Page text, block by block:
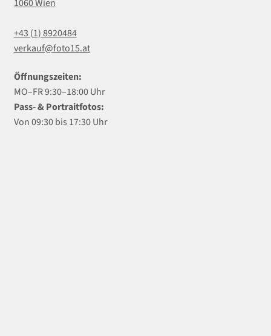
1060 Wien
+43 (1) 8920484
verkauf@foto15.at
Öffnungszeiten:
MO–FR 9:30–18:00 Uhr
Pass- & Portraitfotos:
Von 09:30 bis 17:30 Uhr